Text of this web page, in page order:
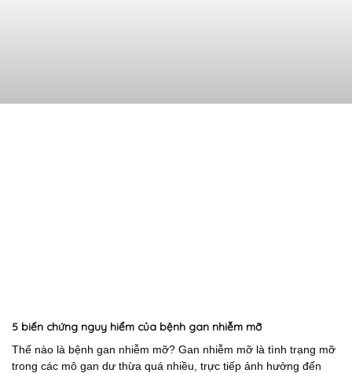
5 biến chứng nguy hiểm của bệnh gan nhiễm mỡ
Thế nào là bệnh gan nhiễm mỡ? Gan nhiễm mỡ là tình trạng mỡ
trong các mô gan dư thừa quá nhiều, trực tiếp ảnh hưởng đến